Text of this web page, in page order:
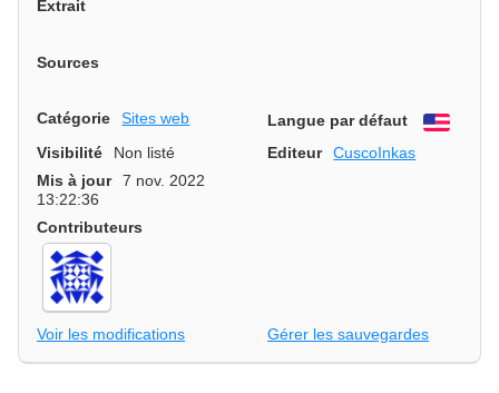
Extrait
Sources
Catégorie Sites web Langue par défaut
Visibilité
Non listé Editeur
CuscoInkas
Mis à jour
7 nov. 2022
13:22:36
Contributeurs
Voir les modifications Gérer les sauvegardes